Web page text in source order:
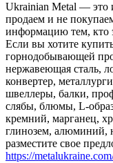
Ukrainian Metal —
продаем и не
информацию тем, кто
Если вы хотите
горнодобывающей
нержавеющая сталь,
конвертер,
швеллеры, балки,
слябы, блюмы, L-
кремний, марганец,
глинозем, алюминий,
разместите свое
https://